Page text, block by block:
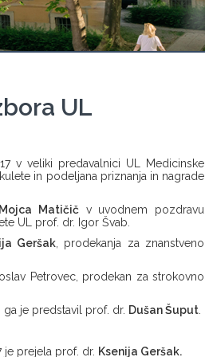
UL
v veliki predavalnici UL Medicinske
in podeljana priznanja in nagrade
Matičičv uvodnem pozdravu
UL prof. dr. Igor Švab.
Geršak, prodekanja za znanstveno
Petrovec, prodekan za strokovno
ga je predstavil prof. dr. Dušan Šuput
prejela prof. dr. Ksenija Geršak.